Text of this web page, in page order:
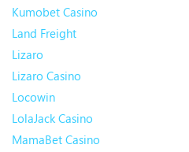
Kumobet Casino
Land Freight
Lizaro
Lizaro Casino
Locowin
LolaJack Casino
MamaBet Casino